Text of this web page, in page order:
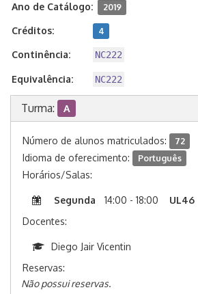
Ano de Catálogo: 2019
Créditos: 4
Continência: NC222
Equivalência: NC222
Turma: A
Número de alunos matriculados: 72
Idioma de oferecimento: Português
Horários/Salas:
Segunda 14:00 - 18:00
UL46
Docentes:
Diego Jair Vicentin
Reservas:
Não possui reservas.